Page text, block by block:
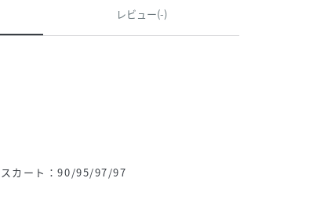
レビュー(-)
カート：90/95/97/97